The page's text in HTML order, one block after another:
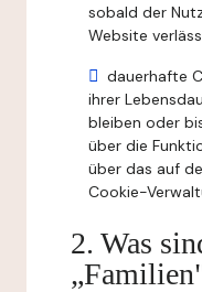
sobald der
Website
dauerhafte
ihrer
bleiben oder
über die
über das auf
Cookie-
2. Was